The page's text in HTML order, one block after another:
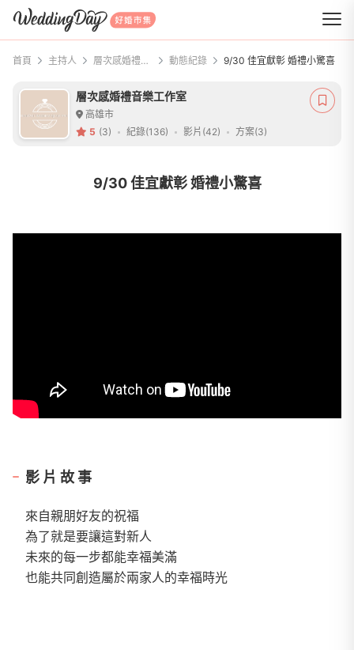
WeddingDay 好婚市集
首頁 主持人 層次感婚禮音樂工作室 動態紀錄 9/30 佳宜獻彰 婚禮小驚喜
層次感婚禮音樂工作室
高雄市
5 (3) 紀錄(136) 影片(42) 方案(3)
9/30 佳宜獻彰 婚禮小驚喜
影片故事
來自親朋好友的祝福
為了就是要讓這對新人
未來的每一步都能幸福美滿
也能共同創造屬於兩家人的幸福時光